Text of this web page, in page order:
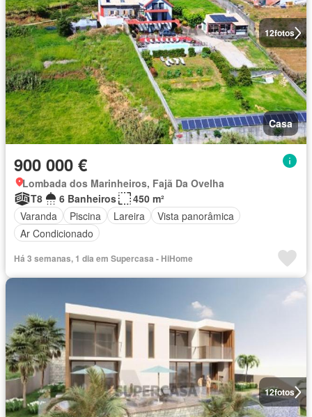
12fotos
Casa
900 000 €
Lombada dos Marinheiros, Fajã Da Ovelha
T8
6 Banheiros
450 m²
Varanda
Piscina Lareira
Vista panorâmica
Ar Condicionado
Há 3 semanas, 1 dia em Supercasa - HiHome
12fotos